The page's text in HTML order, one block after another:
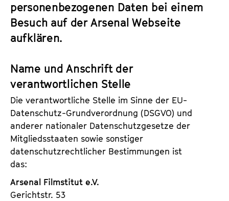
l
m
i
s
t
u
t
e
.
V
.
personenbezogenen Daten bei einem
Besuch auf der Arsenal Webseite
aufklären.
Name und Anschrift der
verantwortlichen Stelle
Die verantwortliche Stelle im Sinne der EU-
Datenschutz-Grundverordnung (DSGVO) und
anderer nationaler Datenschutzgesetze der
Mitgliedsstaaten sowie sonstiger
datenschutzrechtlicher Bestimmungen ist
das:
Arsenal Filmstitut e.V.
Gerichtstr. 53